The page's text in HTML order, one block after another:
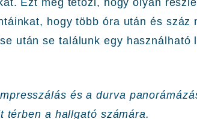
hogy több óra után és száz
után se találunk egy használható
és a durva
térben a hallgató számára.